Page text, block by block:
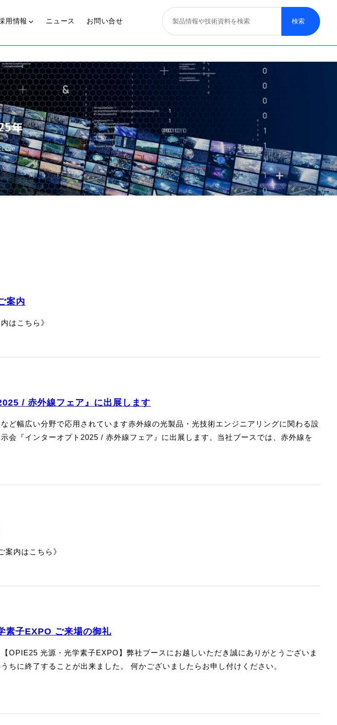
近赤外線照射光源装置
可視光光源装置(COLDSPOT)
ライトガイド
照明器具
一般照明
特殊照明
私たちの歩み
用情報
人 募集概要
ニュース お問い合せ
年
案内
はこちら》
/ 赤外線フェア』に出展します
ど幅広い分野で応用されています赤外線の光製品・光技術エンジニアリングに関わる設
会『インターオプト2025 / 赤外線フェア』に出展します。当社ブースでは、赤外線を
案内はこちら》
素子EXPO ご来場の御礼
OPIE25 光源・光学素子EXPO】弊社ブースにお越しいただき誠にありがとうございま
ちに終了することが出来ました。 何かございましたらお申し付けください。